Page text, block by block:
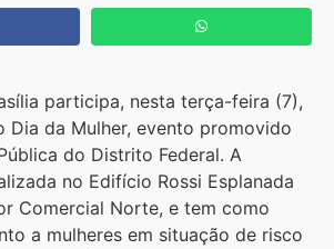
participa, nesta terça-feira (7),
Dia da Mulher, evento promovido
do Distrito Federal. A
no Edifício Rossi Esplanada
Comercial Norte, e tem como
a mulheres em situação de risco